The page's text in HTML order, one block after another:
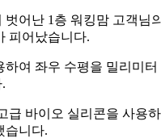
어난 1층 워킹맘 고객님
피어났습니다.
여 좌우 수평을 밀리미터
급 바이오 실리콘을 사용
습니다.